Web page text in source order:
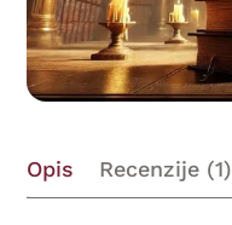
Opis Recenzije (1)